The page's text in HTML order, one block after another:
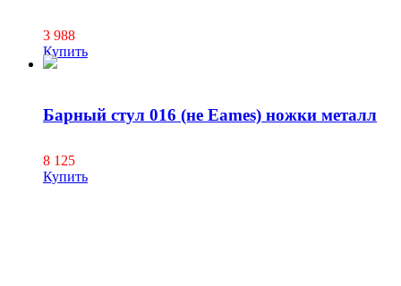
3 988
Купить
Барный стул 016 (не Eames) ножки металл
8 125
Купить